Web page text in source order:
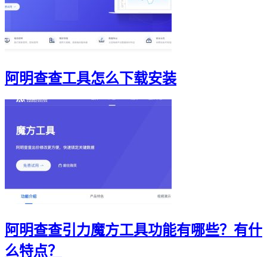
阿明查查工具怎么下载安装
阿明查查引力魔方工具功能有哪些？有什
么特点？